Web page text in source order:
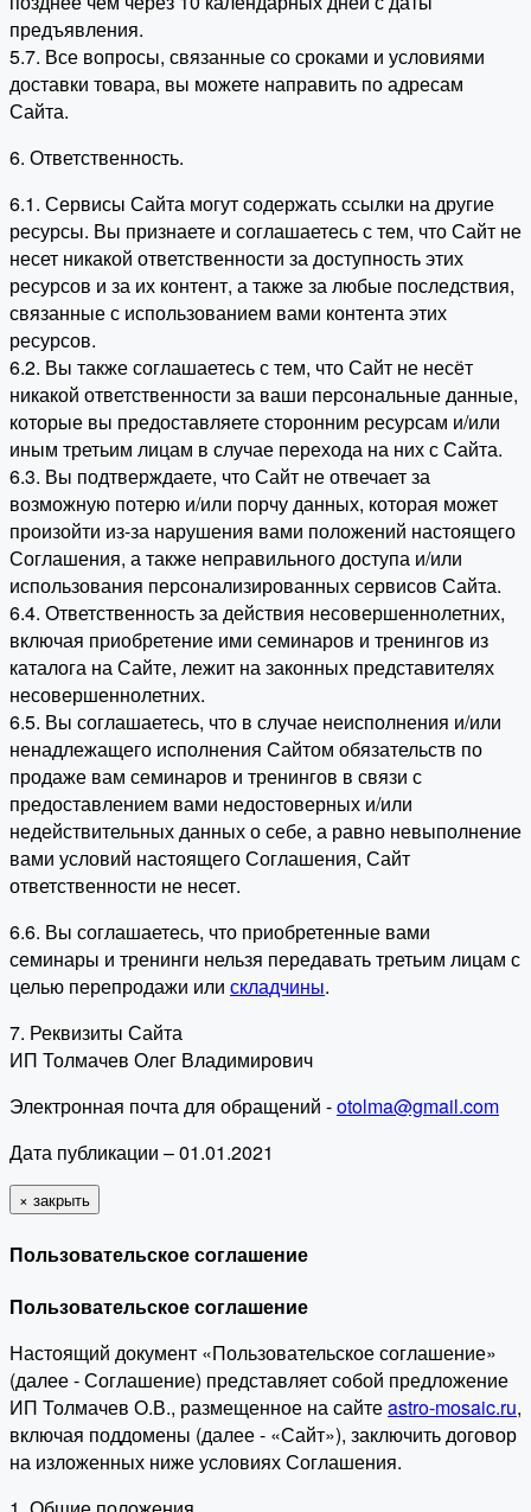
предъявления.
5.7. Все вопросы, связанные со сроками и условиями
доставки товара, вы можете направить по адресам
Сайта.
6. Ответственность.
6.1. Сервисы Сайта могут содержать ссылки на другие
ресурсы. Вы признаете и соглашаетесь с тем, что Сайт не
несет никакой ответственности за доступность этих
ресурсов и за их контент, а также за любые последствия,
связанные с использованием вами контента этих
ресурсов.
6.2. Вы также соглашаетесь с тем, что Сайт не несёт
никакой ответственности за ваши персональные данные,
которые вы предоставляете сторонним ресурсам и/или
иным третьим лицам в случае перехода на них с Сайта.
6.3. Вы подтверждаете, что Сайт не отвечает за
возможную потерю и/или порчу данных, которая может
произойти из-за нарушения вами положений настоящего
Соглашения, а также неправильного доступа и/или
использования персонализированных сервисов Сайта.
6.4. Ответственность за действия несовершеннолетних,
включая приобретение ими семинаров и тренингов из
каталога на Сайте, лежит на законных представителях
несовершеннолетних.
6.5. Вы соглашаетесь, что в случае неисполнения и/или
ненадлежащего исполнения Сайтом обязательств по
продаже вам семинаров и тренингов в связи с
предоставлением вами недостоверных и/или
недействительных данных о себе, а равно невыполнение
вами условий настоящего Соглашения, Сайт
ответственности не несет.
6.6. Вы соглашаетесь, что приобретенные вами
семинары и тренинги нельзя передавать третьим лицам с
целью перепродажи или складчины.
7. Реквизиты Сайта
ИП Толмачев Олег Владимирович
Электронная почта для обращений -otolma@gmail.com
Дата публикации – 01.01.2021
× закрыть
Пользовательское соглашение
Пользовательское соглашение
Настоящий документ «Пользовательское соглашение»
(далее - Соглашение) представляет собой предложение
ИП Толмачев О.В., размещенное на сайтеastro-mosaic.ru,
включая поддомены (далее - «Сайт»), заключить договор
на изложенных ниже условиях Соглашения.